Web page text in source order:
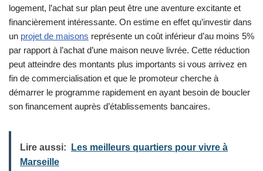
logement, l’achat sur plan peut être une aventure excitante et
financièrement intéressante. On estime en effet qu’investir dans
un projet de maisons représente un coût inférieur d’au moins 5%
par rapport à l’achat d’une maison neuve livrée. Cette réduction
peut atteindre des montants plus importants si vous arrivez en
fin de commercialisation et que le promoteur cherche à
démarrer le programme rapidement en ayant besoin de boucler
son financement auprès d’établissements bancaires.
Lire aussi:
Les meilleurs quartiers pour vivre à
Marseille